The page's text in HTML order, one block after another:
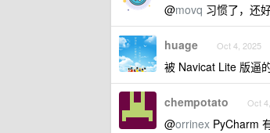
@movq 习惯了，还
huage Oct 4, 2025
被 Navicat Lite 版逼
chempotato Oct
@orrinex PyCharm